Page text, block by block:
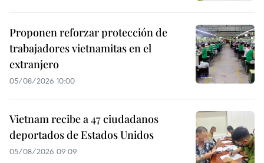
Proponen reforzar protección de
trabajadores vietnamitas en el
extranjero
05/08/2026 10:00
Vietnam recibe a 47 ciudadanos
deportados de Estados Unidos
05/08/2026 09:09